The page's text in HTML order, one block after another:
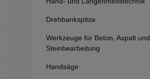
Drehbankspitze
Werkzeuge für Beton, Aspalt und
Steinbearbeitung
Handsäge